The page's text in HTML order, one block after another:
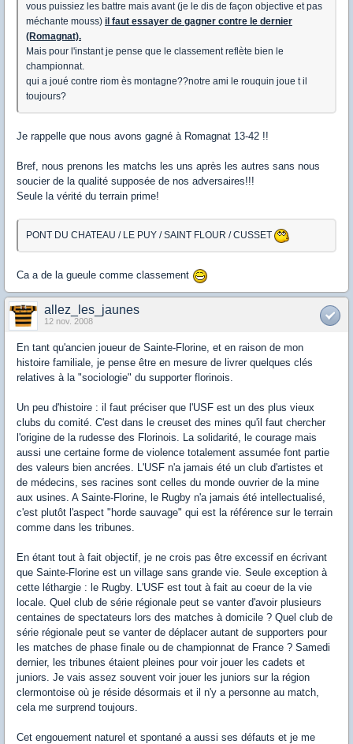
vous puissiez les battre mais avant (je le dis de façon objective et pas
méchante mouss) il faut essayer de gagner contre le dernier
(Romagnat).
Mais pour l'instant je pense que le classement reflète bien le
championnat.
qui a joué contre riom ès montagne??notre ami le rouquin joue t il
toujours?
Je rappelle que nous avons gagné à Romagnat 13-42 !!
Bref, nous prenons les matchs les uns après les autres sans nous
soucier de la qualité supposée de nos adversaires!!!
Seule la vérité du terrain prime!
PONT DU CHATEAU / LE PUY / SAINT FLOUR / CUSSET
Ca a de la gueule comme classement
allez_les_jaunes
12 nov. 2008
En tant qu'ancien joueur de Sainte-Florine, et en raison de mon
histoire familiale, je pense être en mesure de livrer quelques clés
relatives à la "sociologie" du supporter florinois.
Un peu d'histoire : il faut préciser que l'USF est un des plus vieux
clubs du comité. C'est dans le creuset des mines qu'il faut chercher
l'origine de la rudesse des Florinois. La solidarité, le courage mais
aussi une certaine forme de violence totalement assumée font partie
des valeurs bien ancrées. L'USF n'a jamais été un club d'artistes et
de médecins, ses racines sont celles du monde ouvrier de la mine
aux usines. A Sainte-Florine, le Rugby n'a jamais été intellectualisé,
c'est plutôt l'aspect "horde sauvage" qui est la référence sur le terrain
comme dans les tribunes.
En étant tout à fait objectif, je ne crois pas être excessif en écrivant
que Sainte-Florine est un village sans grande vie. Seule exception à
cette léthargie : le Rugby. L'USF est tout à fait au coeur de la vie
locale. Quel club de série régionale peut se vanter d'avoir plusieurs
centaines de spectateurs lors des matches à domicile ? Quel club de
série régionale peut se vanter de déplacer autant de supporters pour
les matches de phase finale ou de championnat de France ? Samedi
dernier, les tribunes étaient pleines pour voir jouer les cadets et
juniors. Je vais assez souvent voir jouer les juniors sur la région
clermontoise où je réside désormais et il n'y a personne au match,
cela me surprend toujours.
Cet engouement naturel et spontané a aussi ses défauts et je me